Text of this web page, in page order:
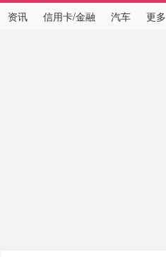
🇨🇳中国
资讯 信用卡/金融 汽车 更多